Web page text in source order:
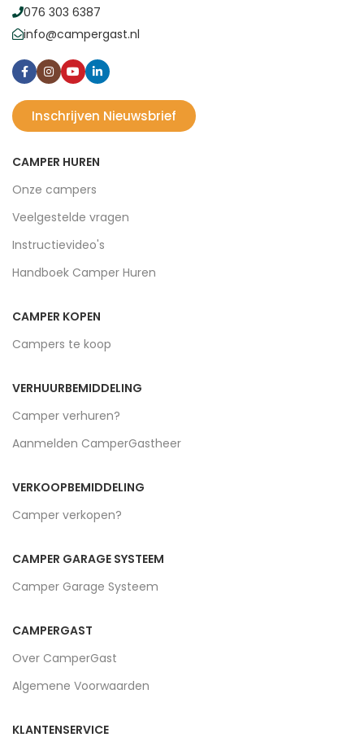
076 303 6387
info@campergast.nl
Inschrijven Nieuwsbrief
CAMPER HUREN
Onze campers
Veelgestelde vragen
Instructievideo's
Handboek Camper Huren
CAMPER KOPEN
Campers te koop
VERHUURBEMIDDELING
Camper verhuren?
Aanmelden CamperGastheer
VERKOOPBEMIDDELING
Camper verkopen?
CAMPER GARAGE SYSTEEM
Camper Garage Systeem
CAMPERGAST
Over CamperGast
Algemene Voorwaarden
KLANTENSERVICE